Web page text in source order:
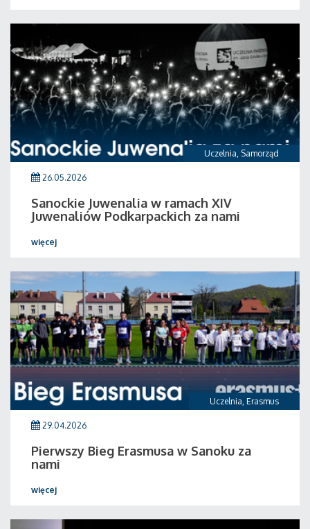
Uczelnia, Samorząd
26.05.2026
Sanockie Juwenalia w ramach XIV
Juwenaliów Podkarpackich za nami
więcej
Uczelnia, Erasmus
29.04.2026
Pierwszy Bieg Erasmusa w Sanoku za
nami
więcej